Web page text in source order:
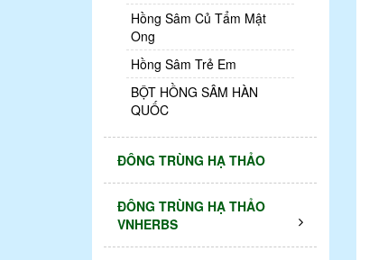
Hồng Sâm Củ Tẩm Mật
Ong
Hồng Sâm Trẻ Em
BỘT HỒNG SÂM HÀN
QUỐC
ĐÔNG TRÙNG HẠ THẢO
ĐÔNG TRÙNG HẠ THẢO
VNHERBS